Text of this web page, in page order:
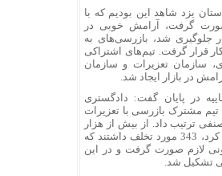
یزد شاهد این بودیم که با
گرفت، آرامش خوبی در
جلوگیری شد، بازرسی‌های به
قرار گرفت. تیم‌های اشتراکی
سازمان تعزیرات و سازمان
در بازار ایجاد شد.
در پایان گفت: دادگستری
استان مرکزی 238 تیم مشترک بازرسی با تعزیرات
ترتیب داد. از بیش از هزار
واحد صنفی بازدید کرد، 343 مورد تخلف داشتند که
لازم صورت گرفت و در این
تشکیل شد.